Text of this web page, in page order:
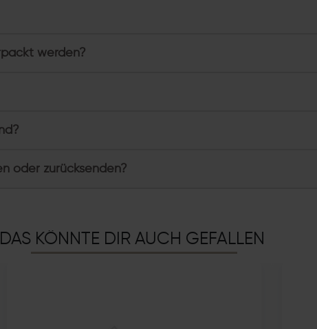
werden?
oder zurücksenden?
DAS KÖNNTE DIR AUCH GEFALLEN